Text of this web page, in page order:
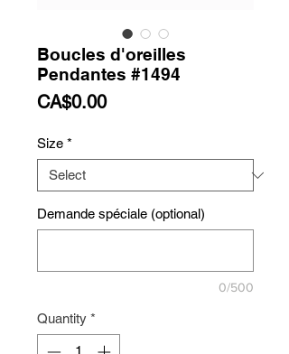
Boucles d'oreilles
Pendantes #1494
CA$0.00Price
Size *
Demande spéciale (optional)
0/500
Quantity *